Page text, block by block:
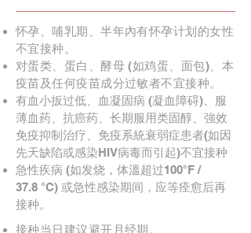
怀孕、哺乳期、半年內有怀孕计划的女性
不宜接种。
对蛋类、蛋白、酵母 (如鸡蛋、面包)、本
疫苗及任何疫苗成分过敏者不宜接种。
有血小扳过低、血凝固病 (凝血障碍)、服
薄血药、抗癌药、长期服用类固醇、強效
免疫抑制治疗、免疫系統衰弱症患者(如因
先天缺陷或感染HIV病毒而引起)不宜接种
急性疾病 (如发烧，体溫超过100°F /
37.8 °C) 或急性感染期间，应等痊愈后再
接种。
接种当日建议避开月经期。